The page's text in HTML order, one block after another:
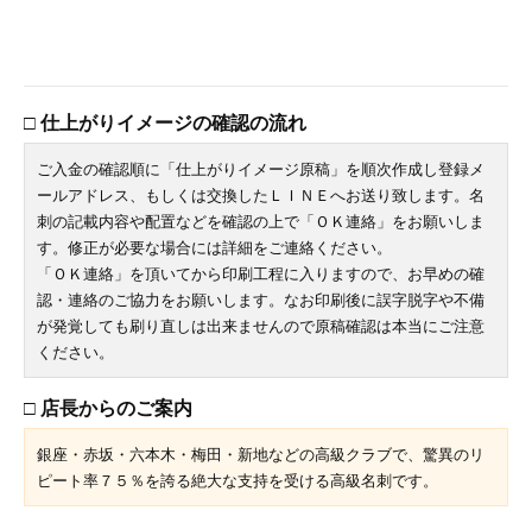
□ 仕上がりイメージの確認の流れ
ご入金の確認順に「仕上がりイメージ原稿」を順次作成し登録メ
ールアドレス、もしくは交換したＬＩＮＥへお送り致します。名
刺の記載内容や配置などを確認の上で「ＯＫ連絡」をお願いしま
す。修正が必要な場合には詳細をご連絡ください。
「ＯＫ連絡」を頂いてから印刷工程に入りますので、お早めの確
認・連絡のご協力をお願いします。なお印刷後に誤字脱字や不備
が発覚しても刷り直しは出来ませんので原稿確認は本当にご注意
ください。
□ 店長からのご案内
銀座・赤坂・六本木・梅田・新地などの高級クラブで、驚異のリ
ピート率７５％を誇る絶大な支持を受ける高級名刺です。